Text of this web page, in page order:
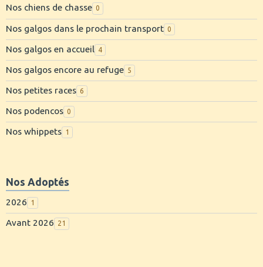
Nos chiens de chasse 0
Nos galgos dans le prochain transport 0
Nos galgos en accueil 4
Nos galgos encore au refuge 5
Nos petites races 6
Nos podencos 0
Nos whippets 1
Nos Adoptés
2026 1
Avant 2026 21